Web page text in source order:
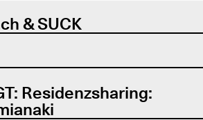
& SUCK
Residenzsharing: